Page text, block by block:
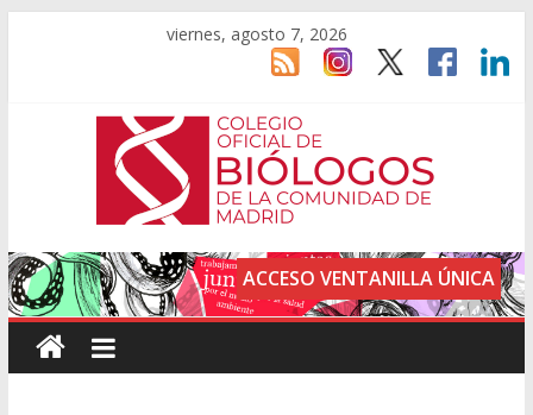
viernes, agosto 7, 2026
ACCESO VENTANILLA ÚNICA